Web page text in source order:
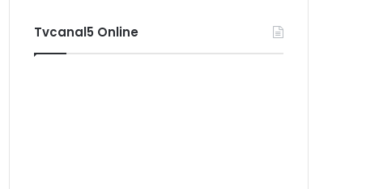
Tvcanal5 Online